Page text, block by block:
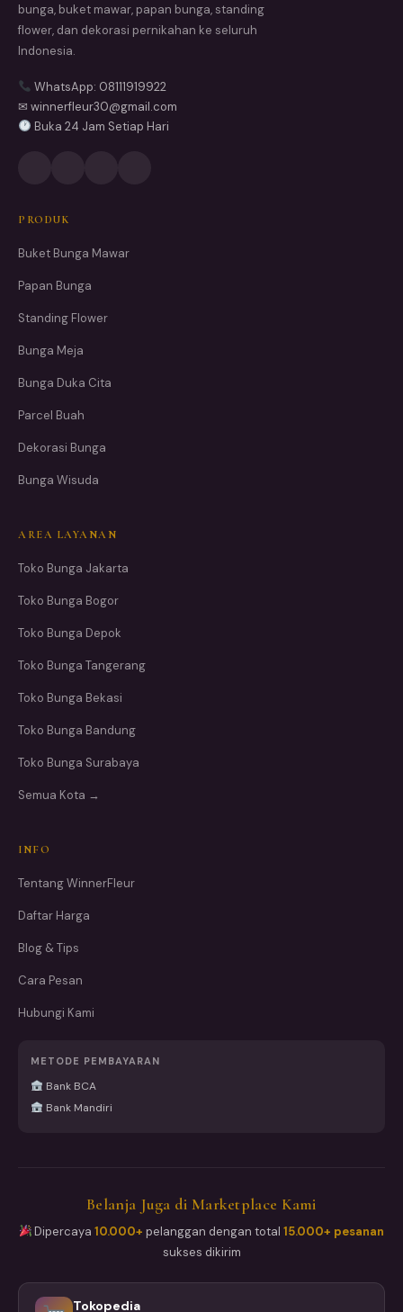
bunga, buket mawar, papan bunga, standing
flower, dan dekorasi pernikahan ke seluruh
Indonesia.
WhatsApp: 08111919922
✉ winnerfleur30@gmail.com
Buka 24 Jam Setiap Hari
PRODUK
Buket Bunga Mawar
Papan Bunga
Standing Flower
Bunga Meja
Bunga Duka Cita
Parcel Buah
Dekorasi Bunga
Bunga Wisuda
AREA LAYANAN
Toko Bunga Jakarta
Toko Bunga Bogor
Toko Bunga Depok
Toko Bunga Tangerang
Toko Bunga Bekasi
Toko Bunga Bandung
Toko Bunga Surabaya
Semua Kota →
INFO
Tentang WinnerFleur
Daftar Harga
Blog & Tips
Cara Pesan
Hubungi Kami
METODE PEMBAYARAN
Bank BCA
Bank Mandiri
Belanja Juga di Marketplace Kami
Dipercaya10.000+ pelanggan dengan total15.000+ pesanan
sukses dikirim
Tokopedia